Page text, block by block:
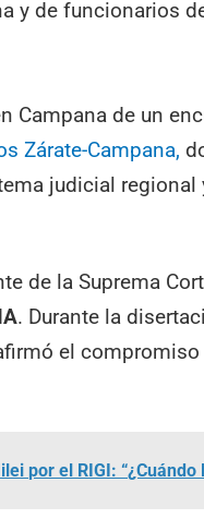
y de funcionarios
Campana de un
Zárate-Campana,
judicial regional
de la Suprema
. Durante la
el
por el RIGI: